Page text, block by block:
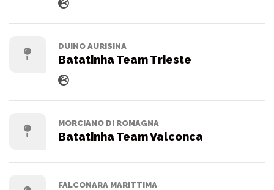
DUINO AURISINA
Batatinha Team Trieste
MORCIANO DI ROMAGNA
Batatinha Team Valconca
FALCONARA MARITTIMA